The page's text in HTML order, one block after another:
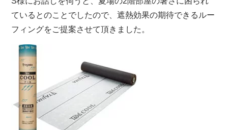
ているとのことでしたので、遮熱効果の期待できるルー
フィングをご提案させて頂きました。